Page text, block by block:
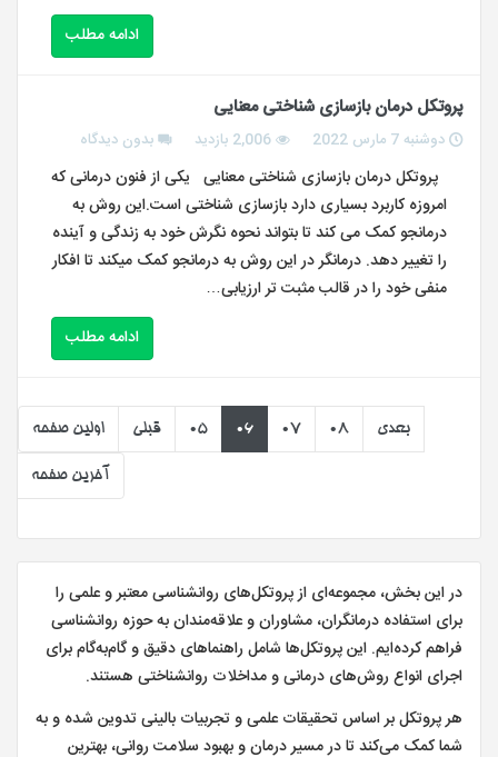
ادامه مطلب
پروتکل درمان بازسازی شناختی معنایی
دوشنبه 7 مارس 2022 2,006 بازدید بدون دیدگاه
پروتکل درمان بازسازی شناختی معنایی یکی از فنون درمانی که
امروزه کاربرد بسیاری دارد بازسازی شناختی است.این روش به
درمانجو کمک می کند تا بتواند نحوه نگرش خود به زندگی و آینده
را تغییر دهد. درمانگر در این روش به درمانجو کمک میکند تا افکار
منفی خود را در قالب مثبت تر ارزیابی…
ادامه مطلب
اولین صفحه قبلی 05 06 07 08 بعدی
آخرین صفحه
در این بخش، مجموعه‌ای از پروتکل‌های روانشناسی معتبر و علمی را
برای استفاده درمانگران، مشاوران و علاقه‌مندان به حوزه روانشناسی
فراهم کرده‌ایم. این پروتکل‌ها شامل راهنماهای دقیق و گام‌به‌گام برای
اجرای انواع روش‌های درمانی و مداخلات روانشناختی هستند.
هر پروتکل بر اساس تحقیقات علمی و تجربیات بالینی تدوین شده و به
شما کمک می‌کند تا در مسیر درمان و بهبود سلامت روانی، بهترین